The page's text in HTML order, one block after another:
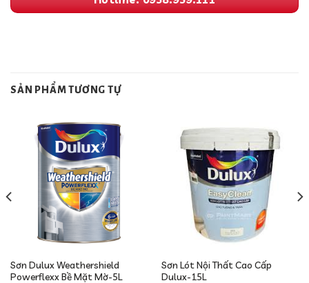
SẢN PHẨM TƯƠNG TỰ
Sơn Dulux Weathershield
Powerflexx Bề Mặt Mờ-5L
Sơn Lót Nội Thất Cao Cấp
Dulux-15L